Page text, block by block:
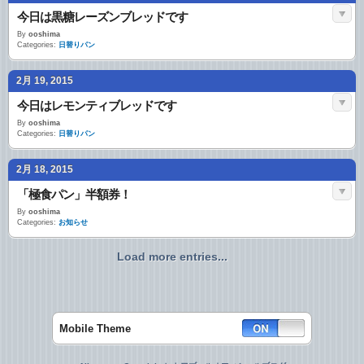
今日は黒糖レーズンブレッドです
By ooshima
Categories: 日替りパン
2月 19, 2015
今日はレモンティブレッドです
By ooshima
Categories: 日替りパン
2月 18, 2015
「極食パン」半額券！
By ooshima
Categories: お知らせ
Load more entries...
Mobile Theme